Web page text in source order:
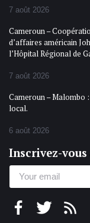
7 août 2026
Cameroun –
d’affaires américain
l’Hôpital Régional de
7 août 2026
Cameroun – Malombo
local.
6 août 2026
Inscrivez-